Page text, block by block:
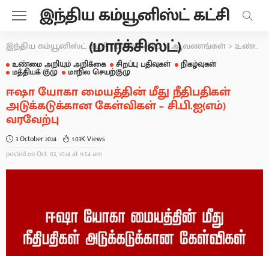
இந்திய கம்யூனிஸ்ட் கட்சி
(மார்க்சிஸ்ட்)
இந்திய கம்யூனிஸ்ட் கட்சி (மார்க்சிஸ்ட்)>ஆவணங்கள் >உண்மை அறியும் அறிக்கை
உண்மை அறியும் அறிக்கை சிறப்பு பதிவுகள் நிகழ்வுகள்
மத்தியக் குழு மாநில செயற்குழு
ஈஷா யோகா மையத்தின் மீது நீதிபதிகள்
அடுக்கடுக்கான கேள்விகள் – சி.பி.ஐ(எம்)
வரவேற்பு
3 October 2024
1.03K Views
posted onOct. 03, 2024 at 11:54 am